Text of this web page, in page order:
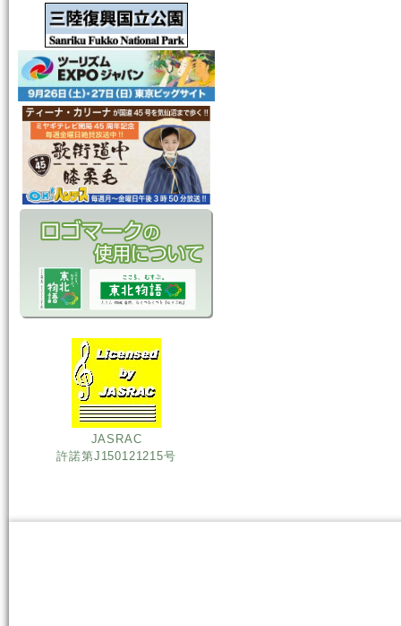
JASRAC
許諾第J150121215号